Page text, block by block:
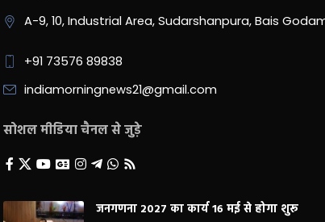
A-9, 10, Industrial Area, Sudarshanpura, Bais
+91 73576 89838
indiamorningnews21@gmail.com
सोशल मीडिया चैनल से जुड़े
जनगणना 2027 का कार्य 16 मई से होगा शुरू